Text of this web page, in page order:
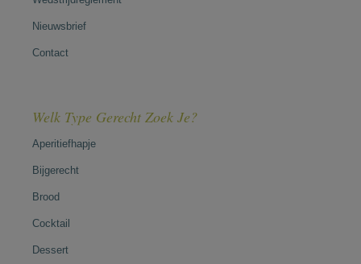
Nieuwsbrief
Contact
Welk Type Gerecht Zoek Je?
Aperitiefhapje
Bijgerecht
Brood
Cocktail
Dessert